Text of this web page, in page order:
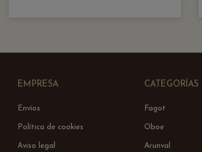
EMPRESA
Envíos
Política de cookies
Aviso legal
CATEGORÍAS
Fagot
Oboe
Arunval